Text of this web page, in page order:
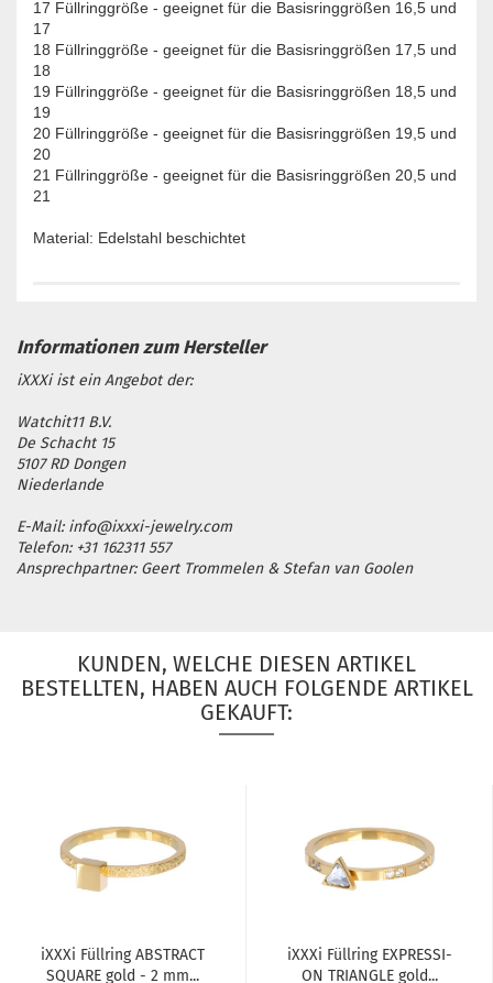
17 Füllringgröße - geeignet für die Basisringgrößen 16,5 und
17
18 Füllringgröße - geeignet für die Basisringgrößen 17,5 und
18
19 Füllringgröße - geeignet für die Basisringgrößen 18,5 und
19
20 Füllringgröße - geeignet für die Basisringgrößen 19,5 und
20
21 Füllringgröße - geeignet für die Basisringgrößen 20,5 und
21
Material: Edelstahl beschichtet
iXXXi ist ein Angebot der:
Watchit11 B.V.
De Schacht 15
5107 RD Dongen
Niederlande
E-Mail: info@ixxxi-jewelry.com
Telefon: +31 162311 557
Ansprechpartner: Geert Trommelen & Stefan van Goolen
KUNDEN, WELCHE DIESEN ARTIKEL
BESTELLTEN, HABEN AUCH FOLGENDE ARTIKEL
GEKAUFT:
iXXXi Füll­ring ABS­TRACT
SQUA­RE gold - 2 mm...
iXXXi Füll­ring EX­PRES­SI­
ON TRI­ANG­LE gold...